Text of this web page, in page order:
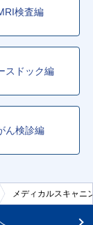
検査編
スドック編
ん検診編
メディカルスキャ